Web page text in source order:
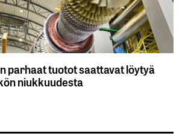
parhaat tuotot saattavat löytyä
niukkuudesta